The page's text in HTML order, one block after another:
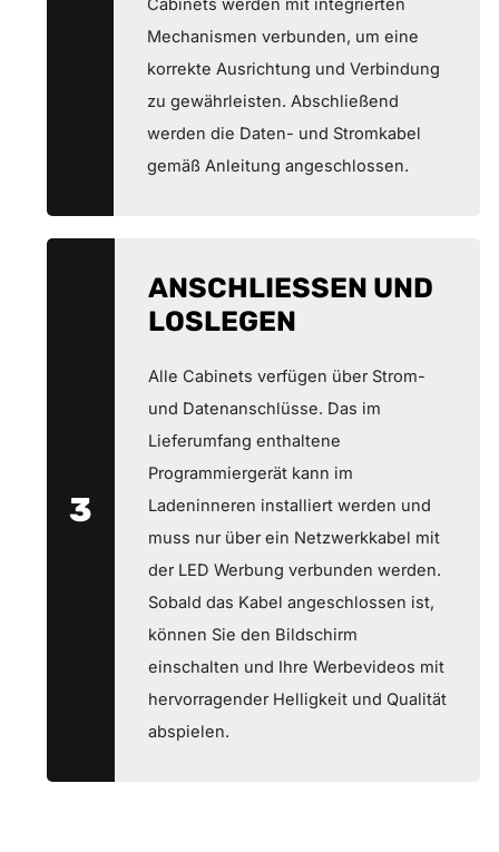
Mechanismen verbunden, um eine
korrekte Ausrichtung und Verbindung
zu gewährleisten. Abschließend
werden die Daten- und Stromkabel
gemäß Anleitung angeschlossen.
3
ANSCHLIESSEN UND
LOSLEGEN
Alle Cabinets verfügen über Strom-
und Datenanschlüsse. Das im
Lieferumfang enthaltene
Programmiergerät kann im
Ladeninneren installiert werden und
muss nur über ein Netzwerkkabel mit
der LED Werbung verbunden werden.
Sobald das Kabel angeschlossen ist,
können Sie den Bildschirm
einschalten und Ihre Werbevideos mit
hervorragender Helligkeit und Qualität
abspielen.